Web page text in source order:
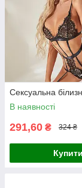
Сексуальна
В наявності
291,60 ₴ 324 ₴
Купити